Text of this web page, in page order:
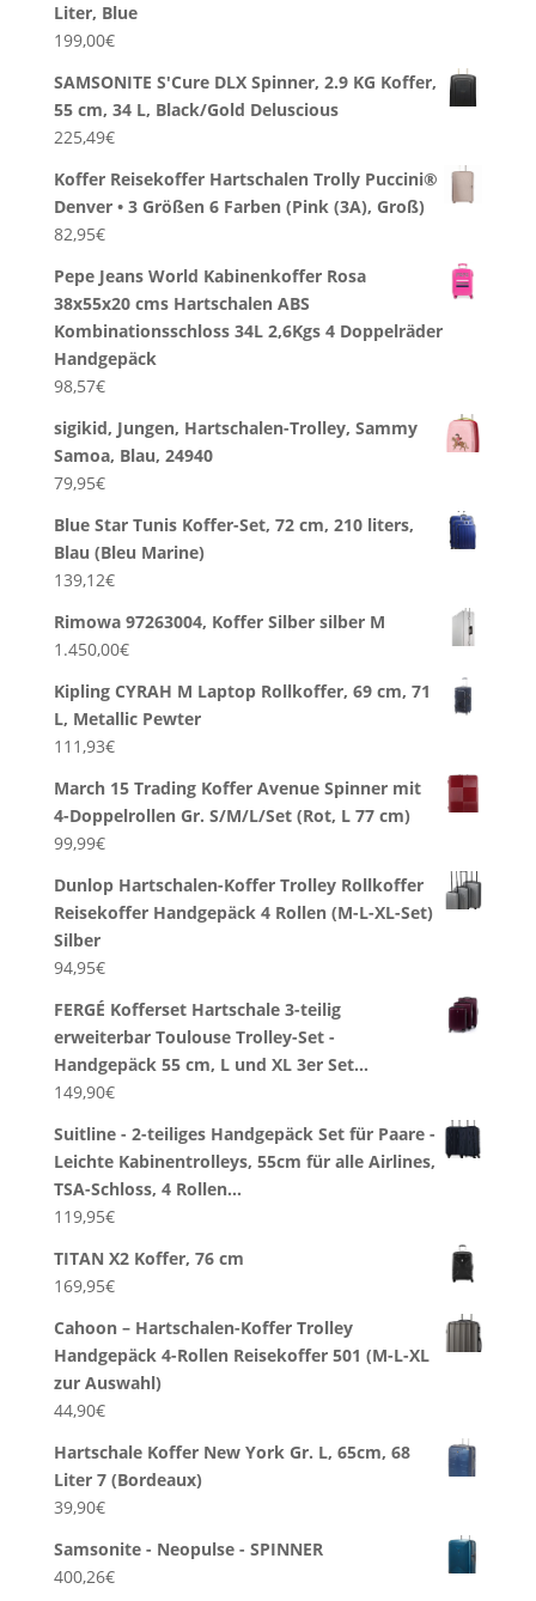
Liter, Blue
199,00€
SAMSONITE S'Cure DLX Spinner, 2.9 KG Koffer,
55 cm, 34 L, Black/Gold Deluscious
225,49€
Koffer Reisekoffer Hartschalen Trolly Puccini®
Denver • 3 Größen 6 Farben (Pink (3A), Groß)
82,95€
Pepe Jeans World Kabinenkoffer Rosa
38x55x20 cms Hartschalen ABS
Kombinationsschloss 34L 2,6Kgs 4 Doppelräder
Handgepäck
98,57€
sigikid, Jungen, Hartschalen-Trolley, Sammy
Samoa, Blau, 24940
79,95€
Blue Star Tunis Koffer-Set, 72 cm, 210 liters,
Blau (Bleu Marine)
139,12€
Rimowa 97263004, Koffer Silber silber M
1.450,00€
Kipling CYRAH M Laptop Rollkoffer, 69 cm, 71
L, Metallic Pewter
111,93€
March 15 Trading Koffer Avenue Spinner mit
4-Doppelrollen Gr. S/M/L/Set (Rot, L 77 cm)
99,99€
Dunlop Hartschalen-Koffer Trolley Rollkoffer
Reisekoffer Handgepäck 4 Rollen (M-L-XL-Set)
Silber
94,95€
FERGÉ Kofferset Hartschale 3-teilig
erweiterbar Toulouse Trolley-Set -
Handgepäck 55 cm, L und XL 3er Set…
149,90€
Suitline - 2-teiliges Handgepäck Set für Paare -
Leichte Kabinentrolleys, 55cm für alle Airlines,
TSA-Schloss, 4 Rollen…
119,95€
TITAN X2 Koffer, 76 cm
169,95€
Cahoon – Hartschalen-Koffer Trolley
Handgepäck 4-Rollen Reisekoffer 501 (M-L-XL
zur Auswahl)
44,90€
Hartschale Koffer New York Gr. L, 65cm, 68
Liter 7 (Bordeaux)
39,90€
Samsonite - Neopulse - SPINNER
400,26€